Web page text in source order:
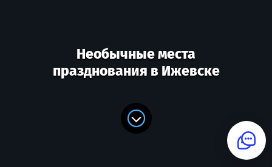
Необычные места
празднования в Ижевске